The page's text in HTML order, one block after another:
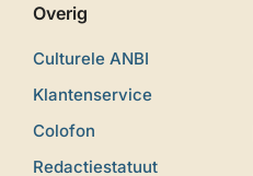
Overig
Culturele ANBI
Klantenservice
Colofon
Redactiestatuut